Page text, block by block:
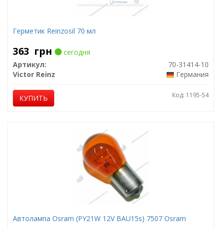
Герметик Reinzosil 70 мл
363 грн
сегодня
Артикул:
70-31414-10
Victor Reinz
Германия
КУПИТЬ Код: 1195-54
Автолампа Osram (PY21W 12V BAU15s) 7507 Osram